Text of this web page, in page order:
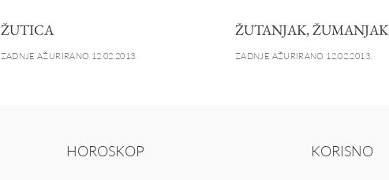
ŽUTICA
ZADNJE AŽURIRANO 12.02.2013.
ŽUTANJAK, ŽUMANJAK
ZADNJE AŽURIRANO 12.02.2013.
HOROSKOP KORISNO